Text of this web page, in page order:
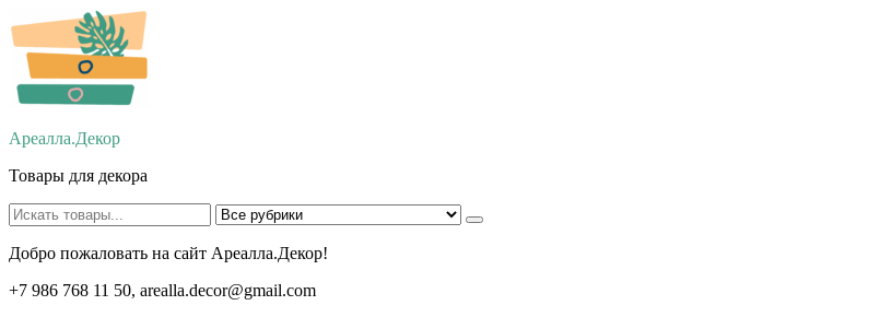
Перейти
к
содержимому
Ареалла.Декор
Товары для декора
Добро пожаловать на сайт Ареалла.Декор!
+7 986 768 11 50, arealla.decor@gmail.com